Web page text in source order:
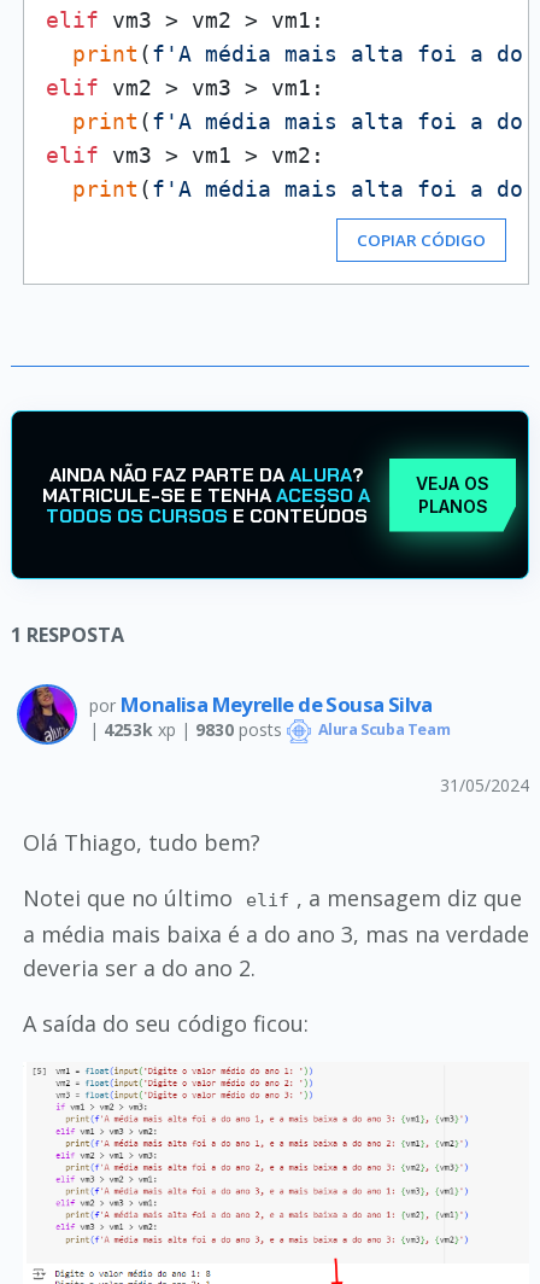
elif vm3 > vm2 > vm1:
print (f'A média mais alta foi a do
elif vm2 > vm3 > vm1:
print (f'A média mais alta foi a do
elif vm3 > vm1 > vm2:
print (f'A média mais alta foi a do
COPIAR CÓDIGO
AINDA NÃO FAZ PARTE DAALURA?
MATRICULE-SE E TENHAACESSO A
TODOS OS CURSOS E CONTEÚDOS
VEJA OS
PLANOS
1 RESPOSTA
por Monalisa Meyrelle de Sousa Silva
| 4253k xp | 9830posts Alura Scuba Team
31/05/2024
Olá Thiago, tudo bem?
Notei que no último
elif , a mensagem diz que
a média mais baixa é a do ano 3, mas na verdade
deveria ser a do ano 2.
A saída do seu código ficou: